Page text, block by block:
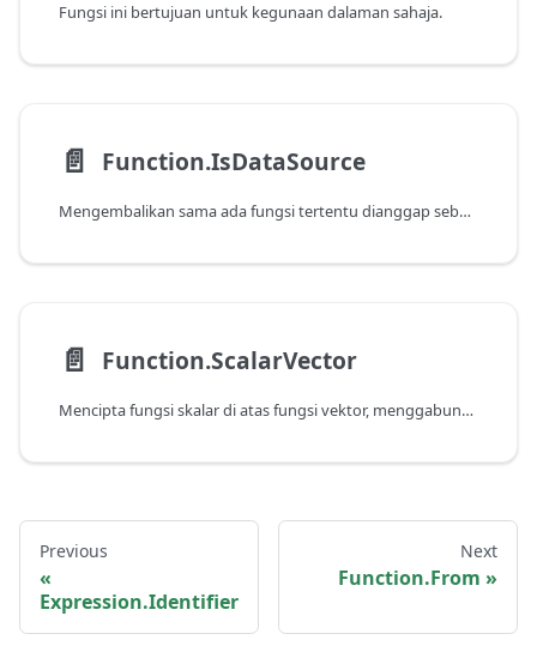
Fungsi ini bertujuan untuk kegunaan dalaman sahaja.
📄️ Function.IsDataSource
Mengembalikan sama ada fungsi tertentu dianggap sebagai sumber data.
📄️ Function.ScalarVector
Mencipta fungsi skalar di atas fungsi vektor, menggabungkan pelbagai doa.
Previous
Expression.Identifier
Next
Function.From